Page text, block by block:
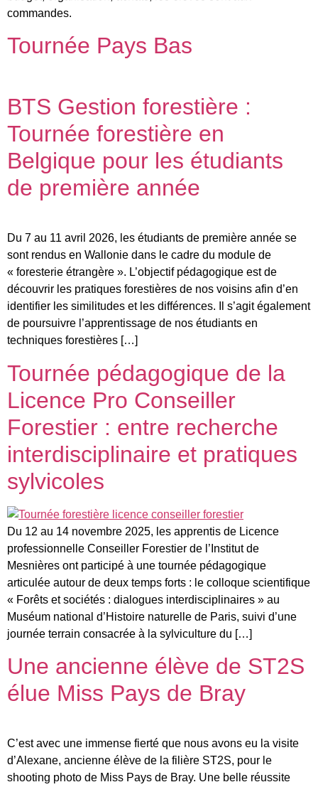
commandes.
Tournée Pays Bas
BTS Gestion forestière :
Tournée forestière en
Belgique pour les étudiants
de première année
Du 7 au 11 avril 2026, les étudiants de première année se
sont rendus en Wallonie dans le cadre du module de
« foresterie étrangère ». L’objectif pédagogique est de
découvrir les pratiques forestières de nos voisins afin d’en
identifier les similitudes et les différences. Il s’agit également
de poursuivre l’apprentissage de nos étudiants en
techniques forestières […]
Tournée pédagogique de la
Licence Pro Conseiller
Forestier : entre recherche
interdisciplinaire et pratiques
sylvicoles
Du 12 au 14 novembre 2025, les apprentis de Licence
professionnelle Conseiller Forestier de l’Institut de
Mesnières ont participé à une tournée pédagogique
articulée autour de deux temps forts : le colloque scientifique
« Forêts et sociétés : dialogues interdisciplinaires » au
Muséum national d’Histoire naturelle de Paris, suivi d’une
journée terrain consacrée à la sylviculture du […]
Une ancienne élève de ST2S
élue Miss Pays de Bray
C’est avec une immense fierté que nous avons eu la visite
d’Alexane, ancienne élève de la filière ST2S, pour le
shooting photo de Miss Pays de Bray. Une belle réussite